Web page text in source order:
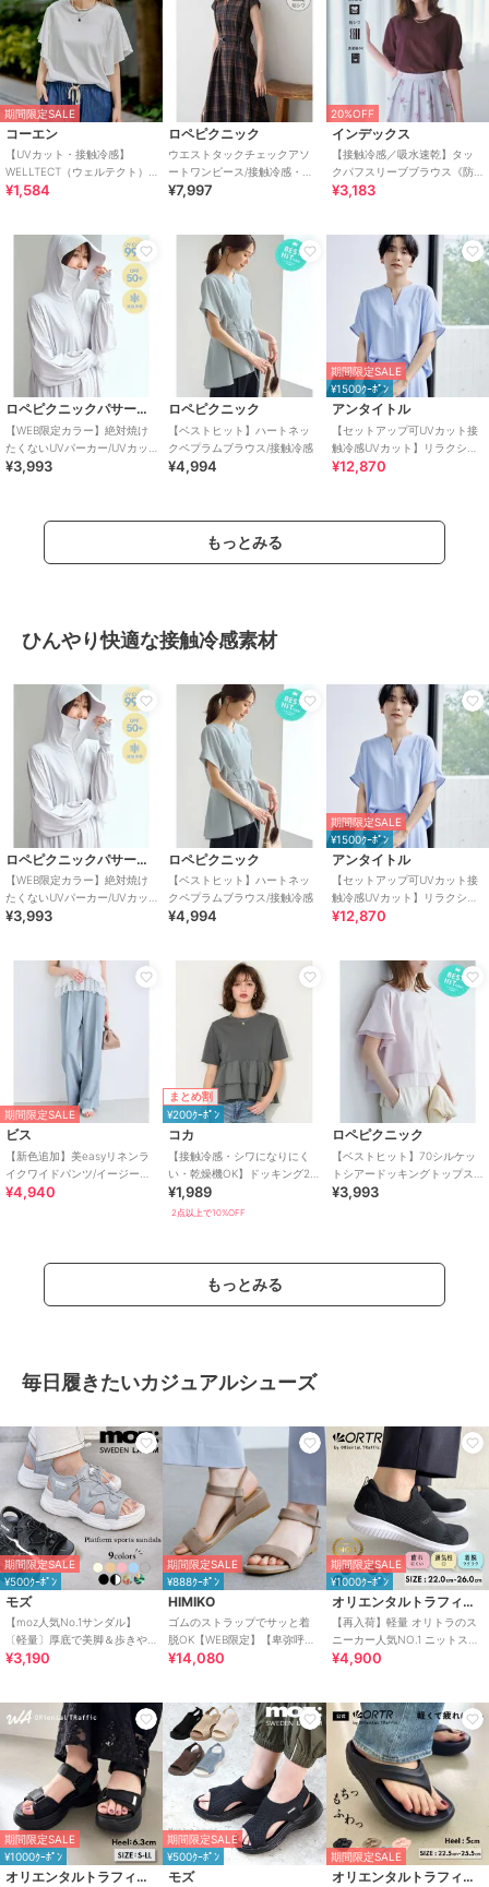
期間限定SALE
コーエン
【UVカット・接触冷感】
WELLTECT（ウェルテクト）
USAコットン フレアスリーブ
¥1,584
ロペピクニック
ウエストタックチェックアソ
ートワンピース/接触冷感・防
シワ・リンクコーデ
¥7,997
20%OFF
インデックス
【接触冷感／吸水速乾】タッ
クパフスリーブブラウス《防
シワ／洗濯機OK／XS～3L／
¥3,183
ロペピクニックパサージュ
【WEB限定カラー】絶対焼け
たくないUVパーカー/UVカッ
ト・接触冷感
¥3,993
ロペピクニック
【ベストヒット】ハートネッ
クペプラムブラウス/接触冷感
¥4,994
期間限定SALE
¥1500ｸｰﾎﾟﾝ
アンタイトル
【セットアップ可UVカット接
触冷感UVカット】リラクシー
キーVネックブラウス
¥12,870
もっとみる
ひんやり快適な接触冷感素材
ロペピクニックパサージュ
【WEB限定カラー】絶対焼け
たくないUVパーカー/UVカッ
ト・接触冷感
¥3,993
ロペピクニック
【ベストヒット】ハートネッ
クペプラムブラウス/接触冷感
¥4,994
期間限定SALE
¥1500ｸｰﾎﾟﾝ
アンタイトル
【セットアップ可UVカット接
触冷感UVカット】リラクシー
キーVネックブラウス
¥12,870
期間限定SALE
ビス
【新色追加】美easyリネンラ
イクワイドパンツ/イージーケ
ア・接触冷感・セットアップ
¥4,940
まとめ割
¥200ｸｰﾎﾟﾝ
コカ
【接触冷感・シワになりにく
い・乾燥機OK】ドッキング2
段フリルTシャツ 全2色
¥1,989
2点以上で10%OFF
ロペピクニック
【ベストヒット】70シルケッ
トシアードッキングトップス/
着丈が選べる・UVカット・接
¥3,993
もっとみる
毎日履きたいカジュアルシューズ
期間限定SALE
¥500ｸｰﾎﾟﾝ
モズ
【moz人気No.1サンダル】
〔軽量〕厚底で美脚＆歩きや
すい！疲れにくいフィット感
¥3,190
期間限定SALE
¥888ｸｰﾎﾟﾝ
HIMIKO
ゴムのストラップでサッと着
脱OK【WEB限定】【卑弥呼
26SS】ゴムストラップサンダ
¥14,080
期間限定SALE
¥1000ｸｰﾎﾟﾝ
オリエンタルトラフィック
【再入荷】軽量 オリトラのス
ニーカー人気NO.1 ニットスニ
ーカー スリッポン /3709
¥4,900
期間限定SALE
¥1000ｸｰﾎﾟﾝ
オリエンタルトラフィック
期間限定SALE
¥500ｸｰﾎﾟﾝ
モズ
期間限定SALE
オリエンタルトラフィック